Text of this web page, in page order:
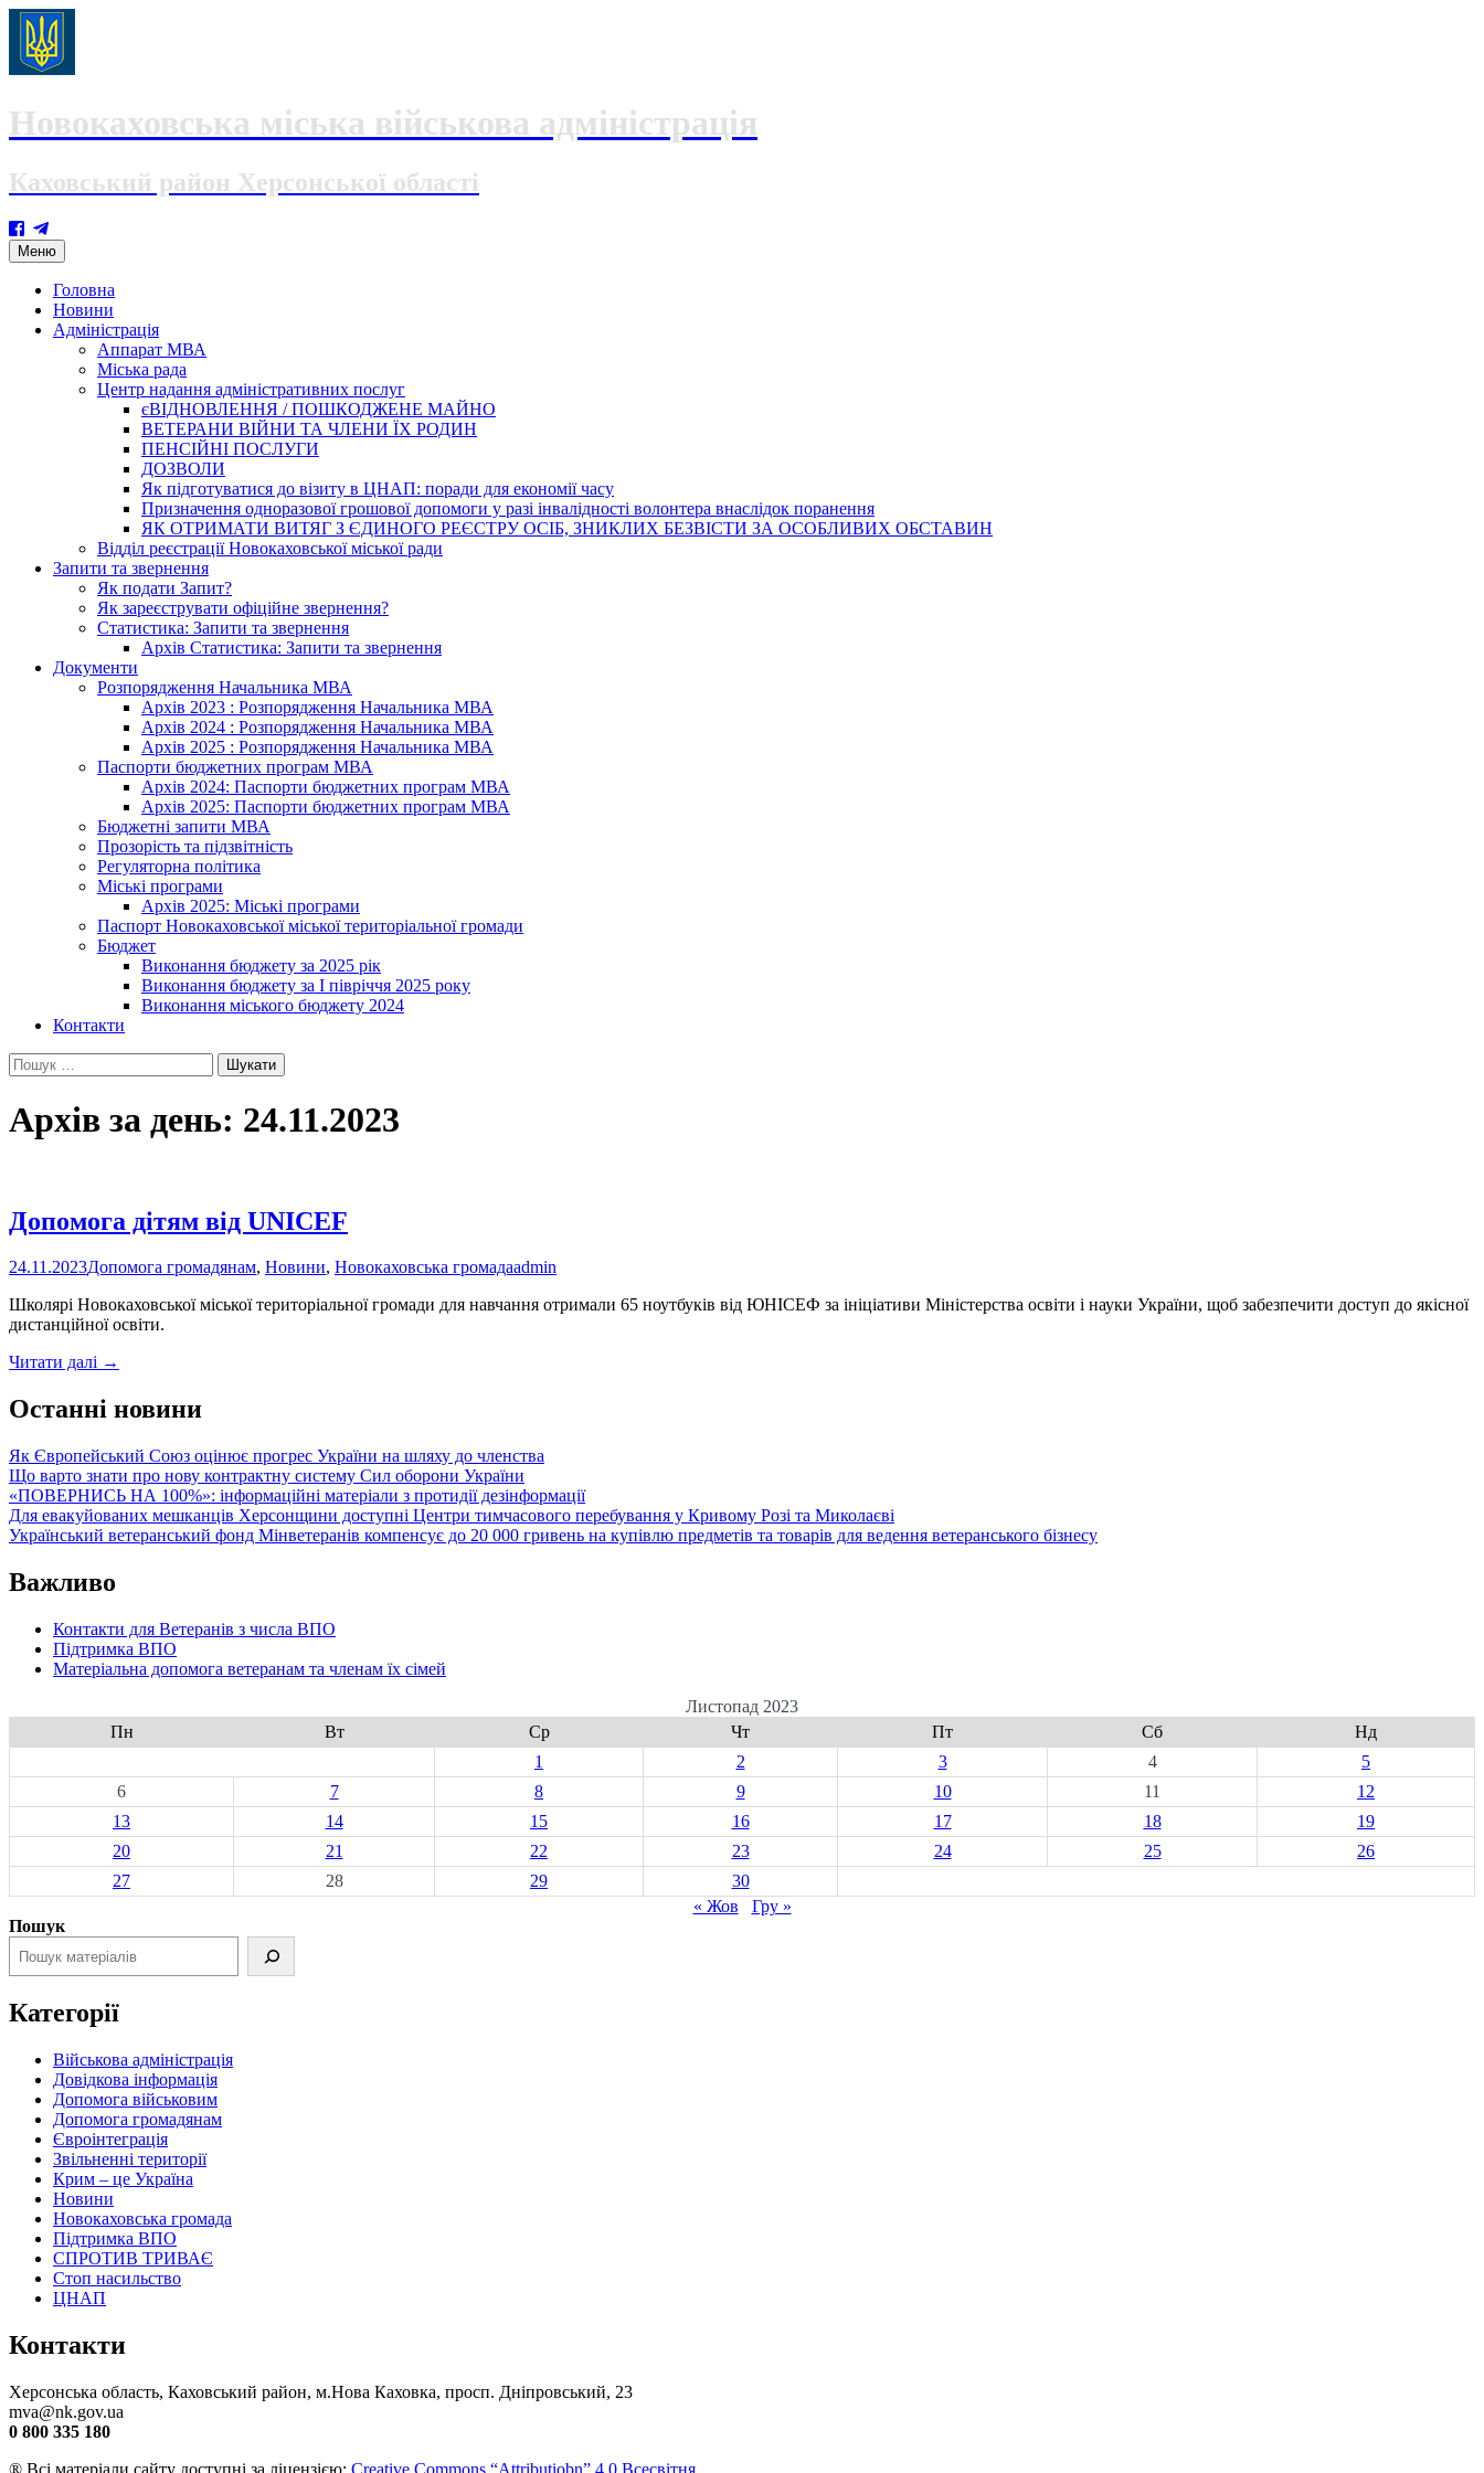
Новокаховська міська військова адміністрація
Каховський район Херсонської області
Меню Skip
to
content
Головна
Новини
Адміністрація
Аппарат МВА
Міська рада
Центр надання адміністративних послуг
єВІДНОВЛЕННЯ / ПОШКОДЖЕНЕ МАЙНО
ВЕТЕРАНИ ВІЙНИ ТА ЧЛЕНИ ЇХ РОДИН
ПЕНСІЙНІ ПОСЛУГИ
ДОЗВОЛИ
Як підготуватися до візиту в ЦНАП: поради для економії часу
Призначення одноразової грошової допомоги у разі інвалідності волонтера внаслідок поранення
ЯК ОТРИМАТИ ВИТЯГ З ЄДИНОГО РЕЄСТРУ ОСІБ, ЗНИКЛИХ БЕЗВІСТИ ЗА ОСОБЛИВИХ ОБСТАВИН
Відділ реєстрації Новокаховської міської ради
Запити та звернення
Як подати Запит?
Як зареєструвати офіційне звернення?
Статистика: Запити та звернення
Архів Статистика: Запити та звернення
Документи
Розпорядження Начальника МВА
Архів 2023 : Розпорядження Начальника МВА
Архів 2024 : Розпорядження Начальника МВА
Архів 2025 : Розпорядження Начальника МВА
Паспорти бюджетних програм МВА
Архів 2024: Паспорти бюджетних програм МВА
Архів 2025: Паспорти бюджетних програм МВА
Бюджетні запити МВА
Прозорість та підзвітність
Регуляторна політика
Міські програми
Архів 2025: Міські програми
Паспорт Новокаховської міської територіальної громади
Бюджет
Виконання бюджету за 2025 рік
Виконання бюджету за І півріччя 2025 року
Виконання міського бюджету 2024
Контакти
Пошук:
Архів за день: 24.11.2023
Допомога дітям від UNICEF
24.11.2023Допомога громадянам, Новини, Новокаховська громадаadmin
Школярі Новокаховської міської територіальної громади для навчання отримали 65 ноутбуків від ЮНІСЕФ за ініціативи Міністерства освіти і науки України, щоб забезпечити доступ до якісної
дистанційної освіти.
Читати далі Допомога
від
UNICEF
→
Останні новини
Як Європейський Союз оцінює прогрес України на шляху до членства
Що варто знати про нову контрактну систему Сил оборони України
«ПОВЕРНИСЬ НА 100%»: інформаційні матеріали з протидії дезінформації
Для евакуйованих мешканців Херсонщини доступні Центри тимчасового перебування у Кривому Розі та Миколаєві
Український ветеранський фонд Мінветеранів компенсує до 20 000 гривень на купівлю предметів та товарів для ведення ветеранського бізнесу
Важливо
Контакти для Ветеранів з числа ВПО
Підтримка ВПО
Матеріальна допомога ветеранам та членам їх сімей
Листопад 2023
Пн
Вт Ср Чт Пт Сб
Нд
1
2 3 4
5
6
7 8 9 10 11
12
13
14 15 16 17 18
19
20
21 22 23 24 25
26
27
28 29
30
« Жов
Гру »
Пошук
Категорії
Військова адміністрація
Довідкова інформація
Допомога військовим
Допомога громадянам
Євроінтеграція
Звільненні території
Крим – це Україна
Новини
Новокаховська громада
Підтримка ВПО
СПРОТИВ ТРИВАЄ
Стоп насильство
ЦНАП
Контакти
Херсонська область, Каховський район, м.Нова Каховка, просп. Дніпровський, 23
mva@nk.gov.ua
0 800 335 180
® Всі матеріали сайту доступні за ліцензією: Creative Commons “Attributiobn” 4.0 Всесвітня